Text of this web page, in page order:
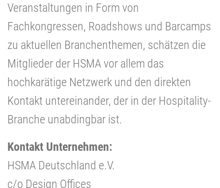
Veranstaltungen in Form von
Fachkongressen, Roadshows und Barcamps
zu aktuellen Branchenthemen, schätzen die
Mitglieder der HSMA vor allem das
hochkarätige Netzwerk und den direkten
Kontakt untereinander, der in der Hospitality-
Branche unabdingbar ist.
Kontakt Unternehmen:
HSMA Deutschland e.V.
c/o Design Offices